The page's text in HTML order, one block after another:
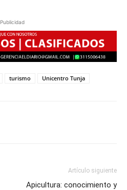
Publicidad
turismo Unicentro Tunja
Artículo siguiente
Apicultura: conocimiento y